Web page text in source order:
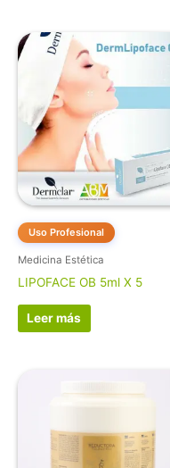
Uso Profesional
Medicina Estética
LIPOFACE OB 5ml X 5
Leer más